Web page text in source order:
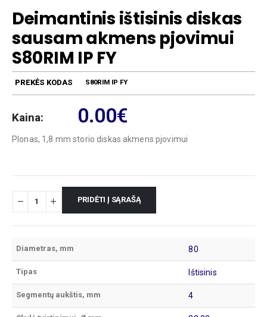
Deimantinis ištisinis diskas
sausam akmens pjovimui
S80RIM IP FY
PREKĖS KODAS S80RIM IP FY
Kaina: 0.00€
Plonas, 1,8 mm storio diskas akmens pjovimui
PRIDĖTI Į SĄRAŠĄ
Diametras, mm 80
Tipas Ištisinis
Segmentų aukštis, mm 4